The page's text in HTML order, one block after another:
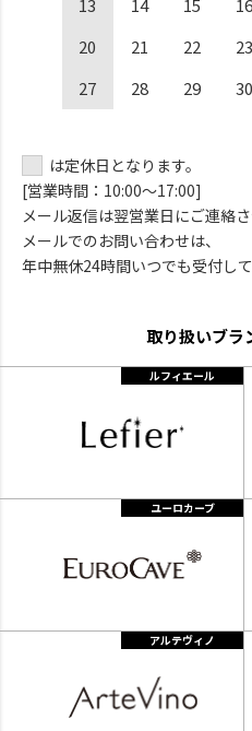
13 14 15 16
20
21 22 23
27
28 29 30
は定休日となります。
[営業時間：10:00～17:00]
メール返信は翌営業日にご連絡さ
メールでのお問い合わせは、
年中無休24時間いつでも受付して
取り扱いブラ
ルフィエール
ユーロカーブ
アルテヴィノ